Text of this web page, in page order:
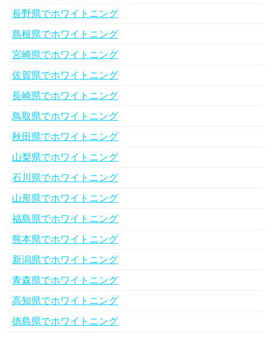
長野県でホワイトニング
島根県でホワイトニング
宮崎県でホワイトニング
佐賀県でホワイトニング
長崎県でホワイトニング
鳥取県でホワイトニング
秋田県でホワイトニング
山梨県でホワイトニング
石川県でホワイトニング
山形県でホワイトニング
福島県でホワイトニング
熊本県でホワイトニング
新潟県でホワイトニング
青森県でホワイトニング
高知県でホワイトニング
徳島県でホワイトニング